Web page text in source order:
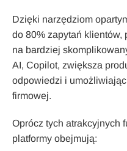
Dzięki narzędziom
do 80% zapytań
na bardziej
AI, Copilot, zwiększa
odpowiedzi i
firmowej.
Oprócz tych atrakcyjnych
platformy obejmują: